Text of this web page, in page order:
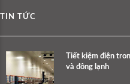
TIN TỨC
Tiết kiệm điện
và đông lạnh